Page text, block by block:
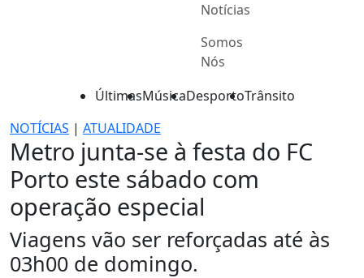
Notícias
Somos
Nós
ÚltimasMúsicaDesportoTrânsito
NOTÍCIAS | ATUALIDADE
Metro junta-se à festa do FC
Porto este sábado com
operação especial
Viagens vão ser reforçadas até às
03h00 de domingo.